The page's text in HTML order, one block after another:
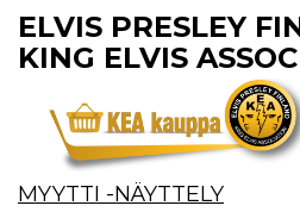
ELVIS PRESLEY
KING ELVIS
MYYTTI -NÄYTTELY